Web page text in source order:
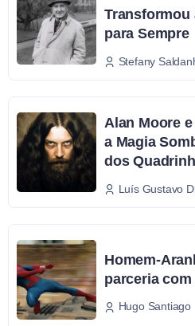
Transformou
para Sempre
Stefany
Alan Moore
a Magia
dos
Luís Gustavo
Homem-
parceria com
Hugo Santiago